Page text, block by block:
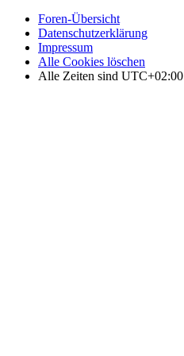
Foren-Übersicht
Datenschutzerklärung
Impressum
Alle Cookies löschen
Alle Zeiten sind UTC+02:00